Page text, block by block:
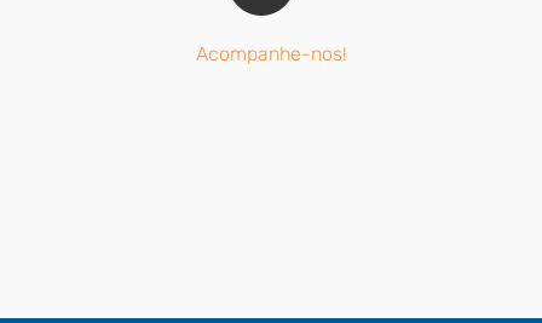
Acompanhe-nos!